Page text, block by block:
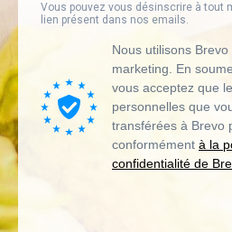
Vous pouvez vous désinscrire à tout
lien présent dans nos emails.
Nous utilisons
marketing. En
vous acceptez que
personnelles que
transférées à Brevo
conformément à la
confidentialité de